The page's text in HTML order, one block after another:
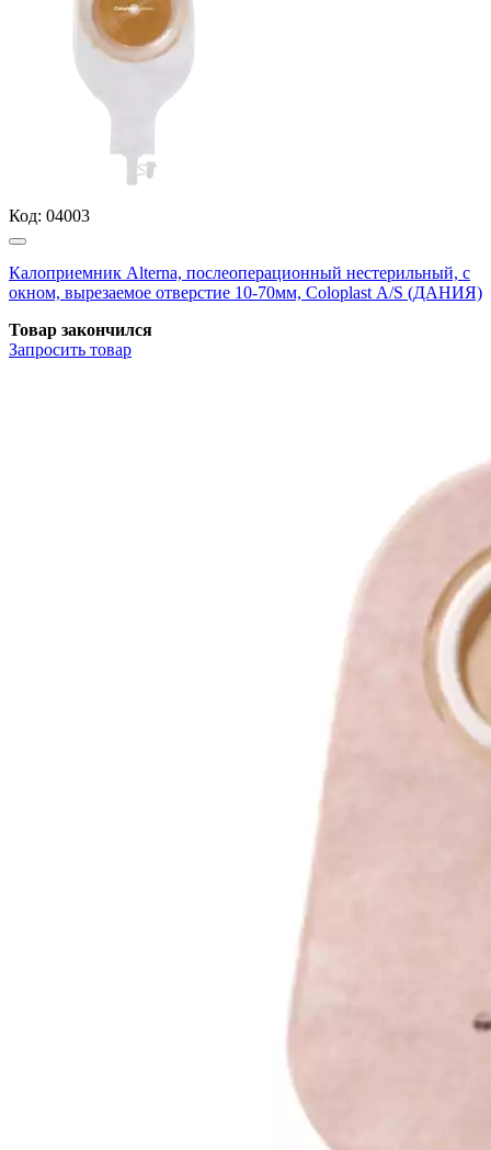
Код: 04003
Калоприемник Alterna, послеоперационный нестерильный, с
окном, вырезаемое отверстие 10-70мм, Coloplast А/S (ДАНИЯ)
Товар закончился
Запросить товар